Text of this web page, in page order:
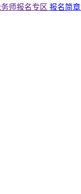
师报名专区 报名简章